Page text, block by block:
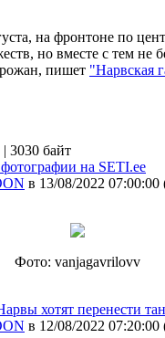
на фронтоне по
но вместе с тем не
пишет "Нарвская
| 3030 байт
на SETI.ee
в 13/08/2022 07:00:00
Фото: vanjagavrilovv
хотят перенести
в 12/08/2022 07:20:00